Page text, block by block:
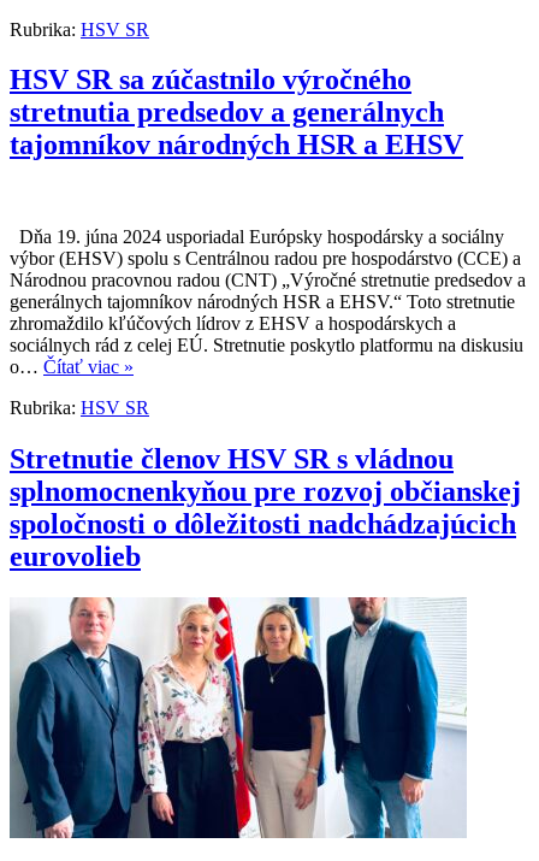
Rubrika: HSV SR
HSV SR sa zúčastnilo výročného
stretnutia predsedov a generálnych
tajomníkov národných HSR a EHSV
Dňa 19. júna 2024 usporiadal Európsky hospodársky a sociálny
výbor (EHSV) spolu s Centrálnou radou pre hospodárstvo (CCE) a
Národnou pracovnou radou (CNT) „Výročné stretnutie predsedov a
generálnych tajomníkov národných HSR a EHSV.“ Toto stretnutie
zhromaždilo kľúčových lídrov z EHSV a hospodárskych a
sociálnych rád z celej EÚ. Stretnutie poskytlo platformu na diskusiu
o… Čítať viac »
Rubrika: HSV SR
Stretnutie členov HSV SR s vládnou
splnomocnenkyňou pre rozvoj občianskej
spoločnosti o dôležitosti nadchádzajúcich
eurovolieb